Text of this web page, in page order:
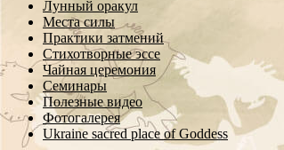
Лунный оракул
Места силы
Практики затмений
Стихотворные эссе
Чайная церемония
Семинары
Полезные видео
Фотогалерея
Ukraine sacred place of Goddess